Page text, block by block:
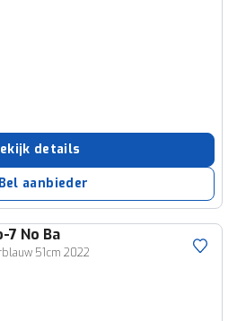
details
Bel aanbieder
7 No Ba
51cm 2022